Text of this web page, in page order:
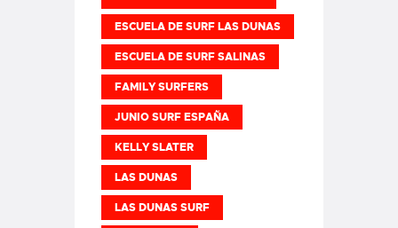
ESCUELA DE SURF LAS DUNAS
ESCUELA DE SURF SALINAS
FAMILY SURFERS
JUNIO SURF ESPAÑA
KELLY SLATER
LAS DUNAS
LAS DUNAS SURF